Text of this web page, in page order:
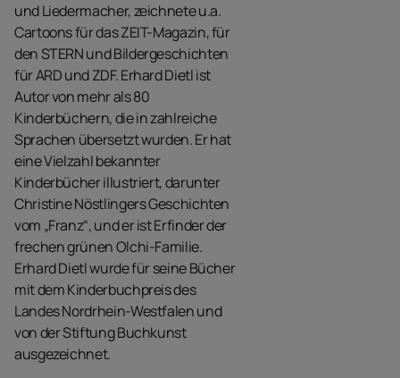
und Liedermacher, zeichnete u.a.
Cartoons für das ZEIT-Magazin, für
den STERN und Bildergeschichten
für ARD und ZDF. Erhard Dietl ist
Autor von mehr als 80
Kinderbüchern, die in zahlreiche
Sprachen übersetzt wurden. Er hat
eine Vielzahl bekannter
Kinderbücher illustriert, darunter
Christine Nöstlingers Geschichten
vom „Franz“, und er ist Erfinder der
frechen grünen Olchi-Familie.
Erhard Dietl wurde für seine Bücher
mit dem Kinderbuchpreis des
Landes Nordrhein-Westfalen und
von der Stiftung Buchkunst
ausgezeichnet.